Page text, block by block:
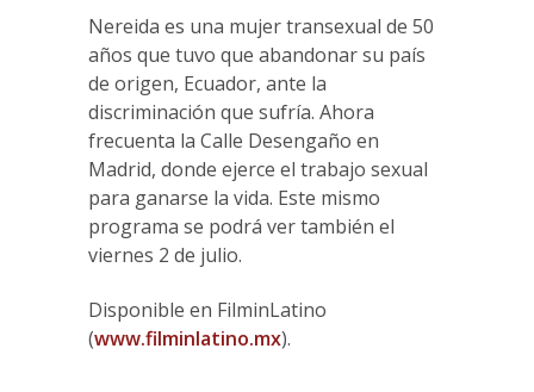
Nereida es una mujer transexual de 50
años que tuvo que abandonar su país
de origen, Ecuador, ante la
discriminación que sufría. Ahora
frecuenta la Calle Desengaño en
Madrid, donde ejerce el trabajo sexual
para ganarse la vida. Este mismo
programa se podrá ver también el
viernes 2 de julio.
Disponible en FilminLatino
(www.filminlatino.mx).